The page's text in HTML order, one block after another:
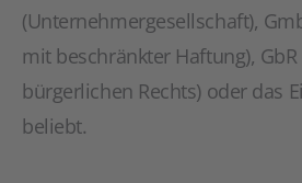
(Unternehmergesellschaft),
mit beschränkter Haftung),
bürgerlichen Rechts) oder das
beliebt.